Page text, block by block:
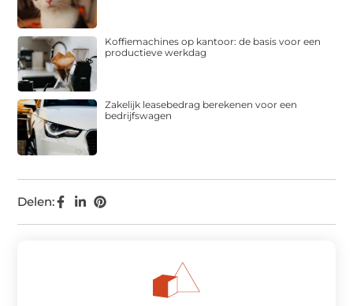
Delen:
Koffiemachines op kantoor: de basis voor een
productieve werkdag
Zakelijk leasebedrag berekenen voor een
bedrijfswagen